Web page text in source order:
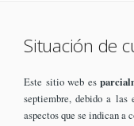
Situación de
Este sitio web es
septiembre, debido a
aspectos que se indican a